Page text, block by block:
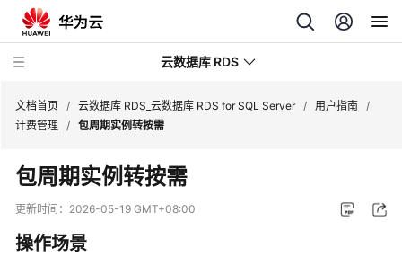
云数据库 RDS
最
动
文档首页 / 云数据库 RDS_云数据库 RDS for SQL Server / 用户指南 /
计费管理 / 包周期实例转按需
包周期实例转按需
更新时间： 2026-05-19 GMT+08:00
操作场景